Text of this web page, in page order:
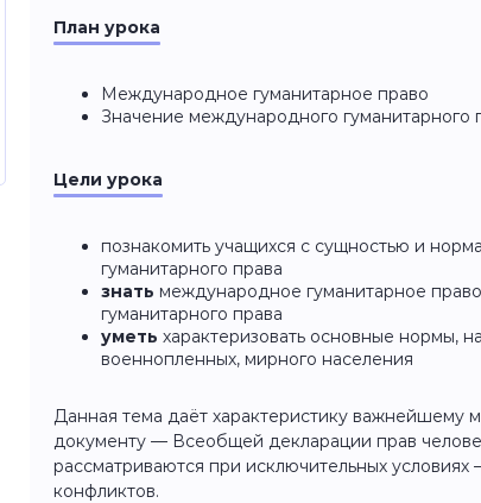
План урока
Международное гуманитарное право
Значение международного гуманитарного
Цели урока
познакомить учащихся с сущностью и
гуманитарного права
знать международное гуманитарное
гуманитарного права
уметь характеризовать основные нормы,
военнопленных, мирного населения
Данная тема даёт характеристику важнейшему
документу — Всеобщей декларации прав
рассматриваются при исключительных
конфликтов.